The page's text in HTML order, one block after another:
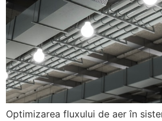
Optimizarea fluxului de aer în